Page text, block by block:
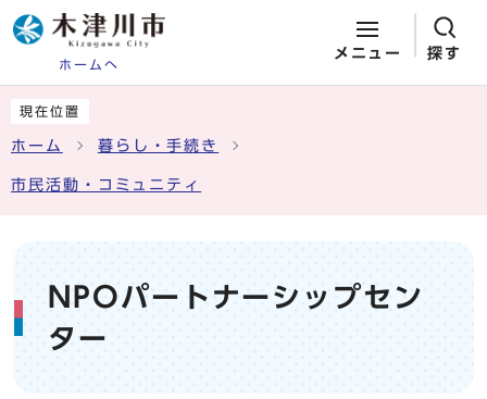
ホームへ
メニュー 探す
現在位置
ホーム 暮らし・手続き
市民活動・コミュニティ
NPOパートナーシップセン
ター